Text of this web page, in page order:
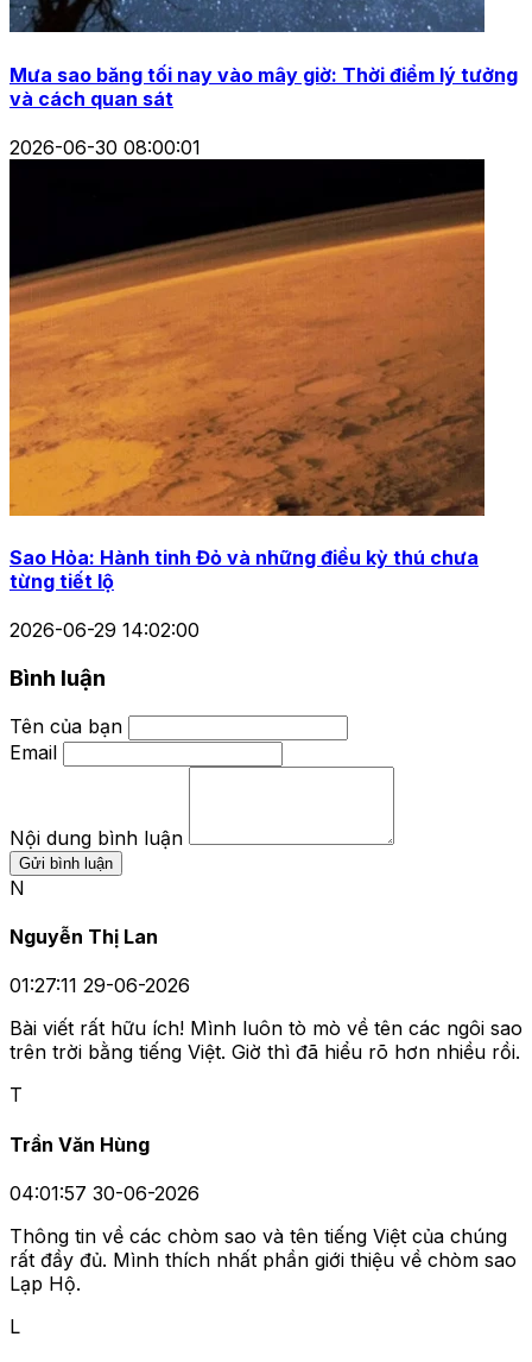
Mưa sao băng tối nay vào mây giờ: Thời điểm lý tưởng
và cách quan sát
2026-06-30 08:00:01
Sao Hỏa: Hành tinh Đỏ và những điều kỳ thú chưa
từng tiết lộ
2026-06-29 14:02:00
Bình luận
Tên của bạn
Email
Nội dung bình luận
Gửi bình luận
N
Nguyễn Thị Lan
01:27:11 29-06-2026
Bài viết rất hữu ích! Mình luôn tò mò về tên các ngôi sao
trên trời bằng tiếng Việt. Giờ thì đã hiểu rõ hơn nhiều rồi.
T
Trần Văn Hùng
04:01:57 30-06-2026
Thông tin về các chòm sao và tên tiếng Việt của chúng
rất đầy đủ. Mình thích nhất phần giới thiệu về chòm sao
Lạp Hộ.
L